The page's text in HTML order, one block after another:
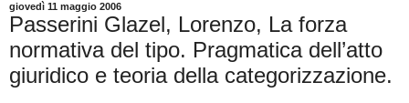
giovedì 11 maggio 2006
Passerini Glazel, Lorenzo, La forza
normativa del tipo. Pragmatica dell’atto
giuridico e teoria della categorizzazione.